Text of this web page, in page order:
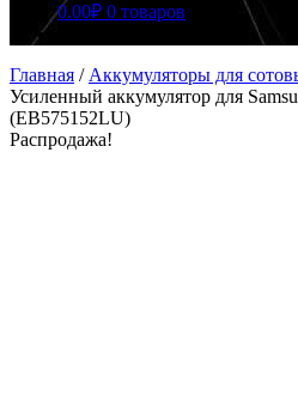
0.00₽ 0 товаров
Главная / Аккумуляторы для
Усиленный аккумулятор для
(EB575152LU)
Распродажа!